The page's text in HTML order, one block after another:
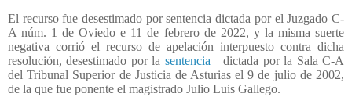
El recurso fue desestimado por sentencia dictada por el Juzgado C-
A núm. 1 de Oviedo e 11 de febrero de 2022, y la misma suerte
negativa corrió el recurso de apelación interpuesto contra dicha
resolución, desestimado por la sentencia
dictada por la Sala C-A
del Tribunal Superior de Justicia de Asturias el 9 de julio de 2002,
de la que fue ponente el magistrado Julio Luis Gallego.